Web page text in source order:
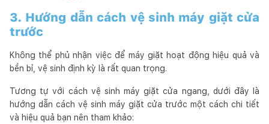
3. Hướng dẫn cách vệ sinh máy giặt cửa
trước
Không thể phủ nhận việc để máy giặt hoạt động hiệu quả và
bền bỉ, vệ sinh định kỳ là rất quan trọng.
Tương tự với cách vệ sinh máy giặt cửa ngang, dưới đây là
hướng dẫn cách vệ sinh máy giặt cửa trước một cách chi tiết
và hiệu quả bạn nên tham khảo: